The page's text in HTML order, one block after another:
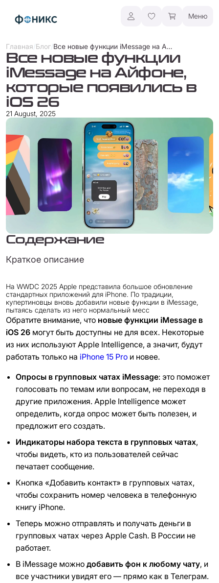
Меню
Главная/Блог/ Все новые функции iMessage на Айфоне, которые появились в iOS 26
Все новые функции
iMessage на Айфоне,
которые появились в
iOS 26
21 August, 2025
Содержание
Краткое описание
На WWDC 2025 Apple представила большое обновление
стандартных приложений для iPhone. По традиции,
купертиновцы вновь добавили новые функции в iMessage,
пытаясь сделать из него нормальный месс
Обратите внимание, что новые функции iMessage в
iOS 26 могут быть доступны не для всех. Некоторые
из них используют Apple Intelligence, а значит, будут
работать только на iPhone 15 Pro и новее.
Опросы в групповых чатах iMessage: это поможет
голосовать по темам или вопросам, не переходя в
другие приложения. Apple Intelligence может
определить, когда опрос может быть полезен, и
предложит его создать.
Индикаторы набора текста в групповых чатах,
чтобы видеть, кто из пользователей сейчас
печатает сообщение.
Кнопка «Добавить контакт» в групповых чатах,
чтобы сохранить номер человека в телефонную
книгу iPhone.
Теперь можно отправлять и получать деньги в
групповых чатах через Apple Cash. В России не
работает.
В iMessage можно добавить фон к любому чату, и
все участники увидят его — прямо как в Телеграм.